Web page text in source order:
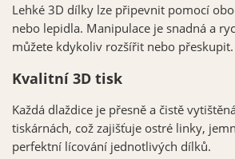
Lehké 3D dílky lze připevnit pomocí
nebo lepidla. Manipulace je snadná a
můžete kdykoliv rozšířit nebo přeskupit.
Kvalitní 3D tisk
Každá dlaždice je přesně a čistě
tiskárnách, což zajišťuje ostré linky,
perfektní lícování jednotlivých dílků.